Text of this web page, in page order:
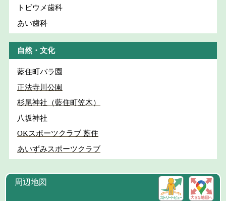
トビウメ歯科
あい歯科
自然・文化
藍住町バラ園
正法寺川公園
杉尾神社（藍住町笠木）
八坂神社
OKスポーツクラブ 藍住
あいずみスポーツクラブ
周辺地図